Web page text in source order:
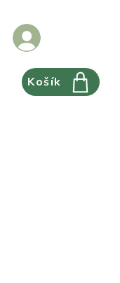
FAQ Pravidla
Košík